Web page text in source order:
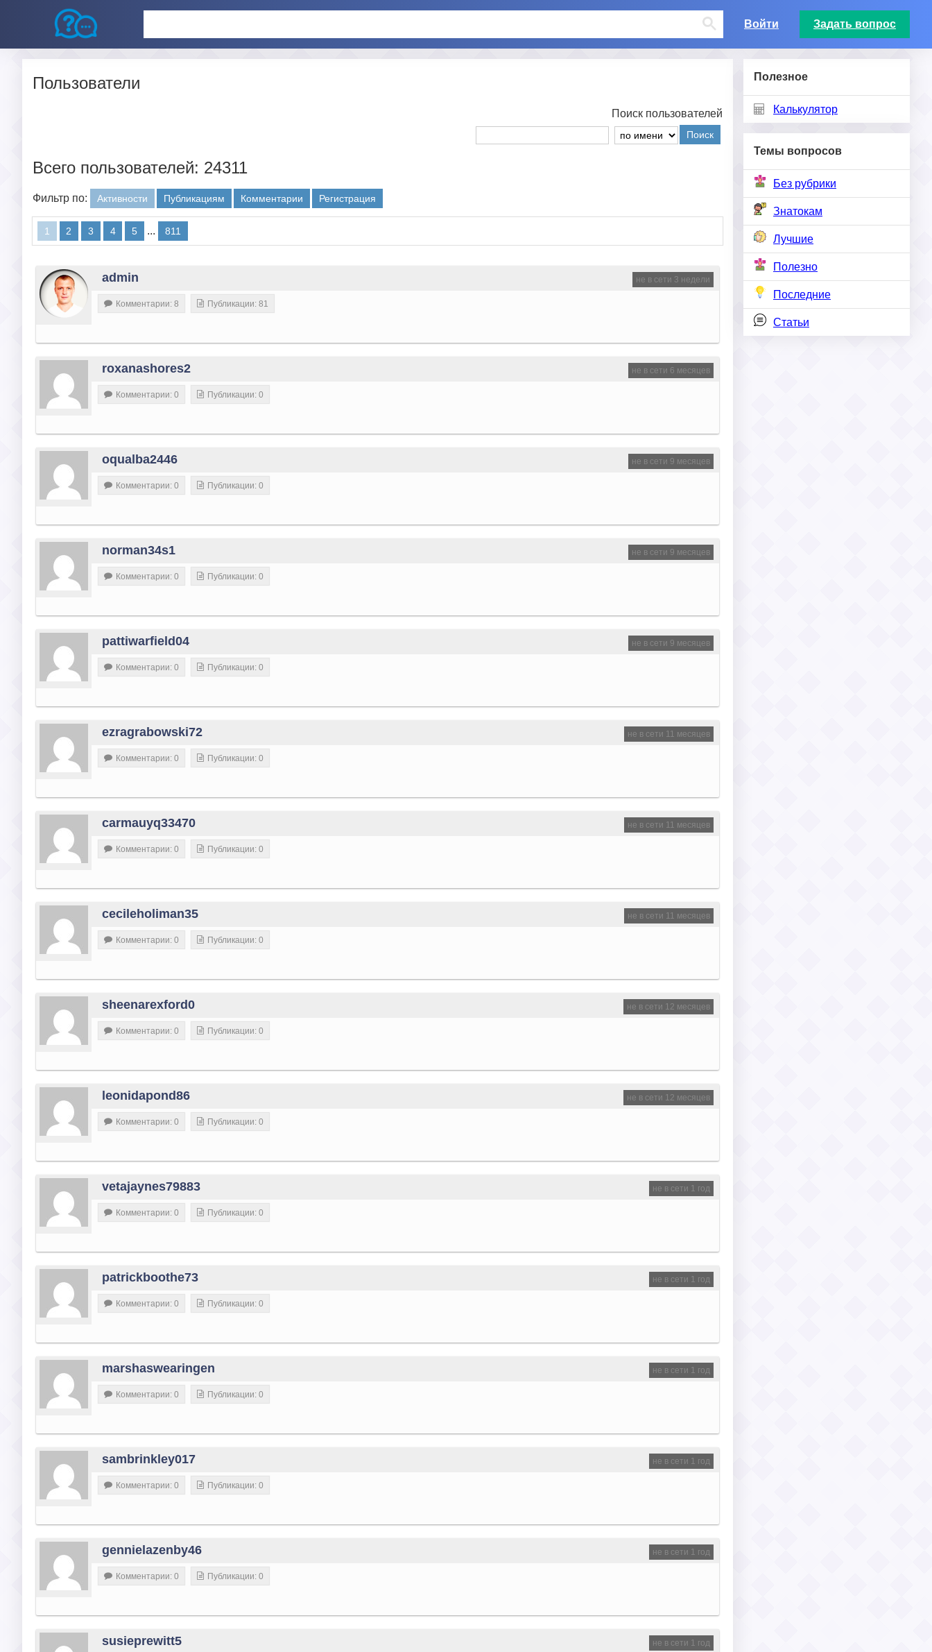
Войти Задать вопрос
Полезное
Калькулятор
Темы вопросов
Без рубрики
Знатокам
Лучшие
Полезно
Последние
Статьи
Пользователи
Поиск пользователей
Поиск
Всего пользователей: 24311
Фильтр по: Активности Публикациям Комментарии Регистрация
1 2 3 4 5 ... 811
не в сети 3 недели
admin
Комментарии: 8 Публикации: 81
не в сети 6 месяцев
roxanashores2
Комментарии: 0 Публикации: 0
не в сети 9 месяцев
oqualba2446
Комментарии: 0 Публикации: 0
не в сети 9 месяцев
norman34s1
Комментарии: 0 Публикации: 0
не в сети 9 месяцев
pattiwarfield04
Комментарии: 0 Публикации: 0
не в сети 11 месяцев
ezragrabowski72
Комментарии: 0 Публикации: 0
не в сети 11 месяцев
carmauyq33470
Комментарии: 0 Публикации: 0
не в сети 11 месяцев
cecileholiman35
Комментарии: 0 Публикации: 0
не в сети 12 месяцев
sheenarexford0
Комментарии: 0 Публикации: 0
не в сети 12 месяцев
leonidapond86
Комментарии: 0 Публикации: 0
не в сети 1 год
vetajaynes79883
Комментарии: 0 Публикации: 0
не в сети 1 год
patrickboothe73
Комментарии: 0 Публикации: 0
не в сети 1 год
marshaswearingen
Комментарии: 0 Публикации: 0
не в сети 1 год
sambrinkley017
Комментарии: 0 Публикации: 0
не в сети 1 год
gennielazenby46
Комментарии: 0 Публикации: 0
не в сети 1 год
susieprewitt5